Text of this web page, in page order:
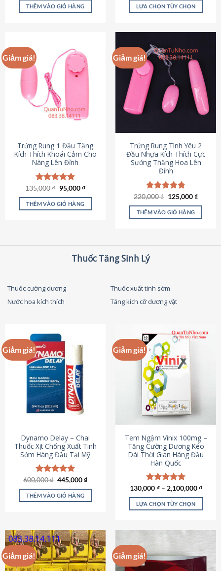
5 sao là:
550,000 ₫.
tại
THÊM VÀO GIỎ HÀNG
5 sao
LỰA CHỌN TÙY CHỌN
có
nhiều
biến
thể.
Các
tùy
chọn
được
chọn
trên
trang
sản
phẩm
Giảm giá!
Trứng Rung 1 Đầu Tăng
Kích Thích Khoái Cảm Cho
Nàng Lên Đỉnh
Được xếp
hạng4.87
5 sao
135,000₫ Giá
gốc
là:
135,000 ₫.
95,000₫Giá
tại
THÊM VÀO GIỎ HÀNG
Giảm giá!
Trứng Rung Tình Yêu 2
Đầu Nhựa Kích Thích Cực
Sướng Thăng Hoa Lên
Đỉnh
Được xếp
hạng4.79
5 sao
220,000₫ Giá
là:
220,000 ₫.
125,000₫Giá
tại
THÊM VÀO GIỎ HÀNG
Thuốc Tăng Sinh Lý
Thuốc cường dương
Thuốc xuất tinh sớm
Nước hoa kích thích
Tăng kích cỡ dương vật
Giảm giá!
Dynamo Delay – Chai
Thuốc Xịt Chống Xuất Tinh
Sớm Hàng Đầu Tại Mỹ
Được xếp
hạng5.00
5 sao
600,000₫ Giá
là:
600,000 ₫.
445,000₫Giá
tại
THÊM VÀO GIỎ HÀNG
Giảm giá!
Tem Ngậm Vinix 100mg –
Tăng Cường Dương Kéo
Dài Thời Gian Hàng Đầu
Hàn Quốc
Được xếp
hạng5.00
5 sao
130,000₫– 2,100,000₫
LỰA CHỌN TÙY CHỌN
nhiều
biến
Giảm giá! Giảm giá!